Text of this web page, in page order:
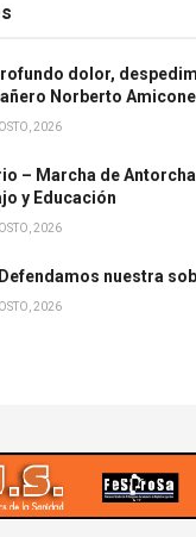
dolor,
Norberto
2026
– Marcha de
y Educación
2026
nuestra
2026